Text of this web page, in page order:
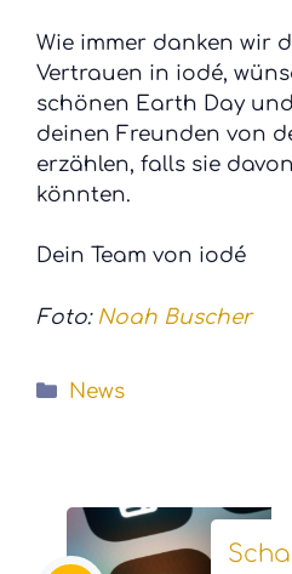
Wie immer danken wir
Vertrauen in iodé,
schönen Earth Day
deinen Freunden von
erzählen, falls sie
könnten.
Dein Team von iodé
Foto: Noah Buscher
Kategorien
News